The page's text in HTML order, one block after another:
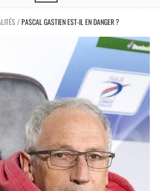
/PASCAL GASTIEN EST-IL EN DANGER ?